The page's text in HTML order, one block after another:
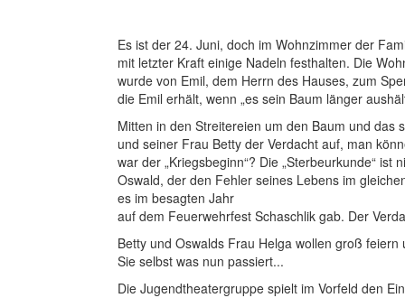
Es ist der 24. Juni, doch im Wohnzimmer der
mit letzter Kraft einige Nadeln festhalten. Die
wurde von Emil, dem Herrn des Hauses, zum
die Emil erhält, wenn „es sein Baum länger
Mitten in den Streitereien um den Baum und das
und seiner Frau Betty der Verdacht auf, man
war der „Kriegsbeginn“? Die „Sterbeurkunde“
Oswald, der den Fehler seines Lebens im
es im besagten Jahr
auf dem Feuerwehrfest Schaschlik gab. Der
Betty und Oswalds Frau Helga wollen groß
Sie selbst was nun passiert...
Die Jugendtheatergruppe spielt im Vorfeld den